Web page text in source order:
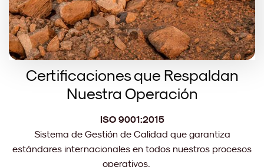
Certificaciones que Respaldan
Nuestra Operación
ISO 9001:2015
Sistema de Gestión de Calidad que garantiza
estándares internacionales en todos nuestros procesos
operativos.